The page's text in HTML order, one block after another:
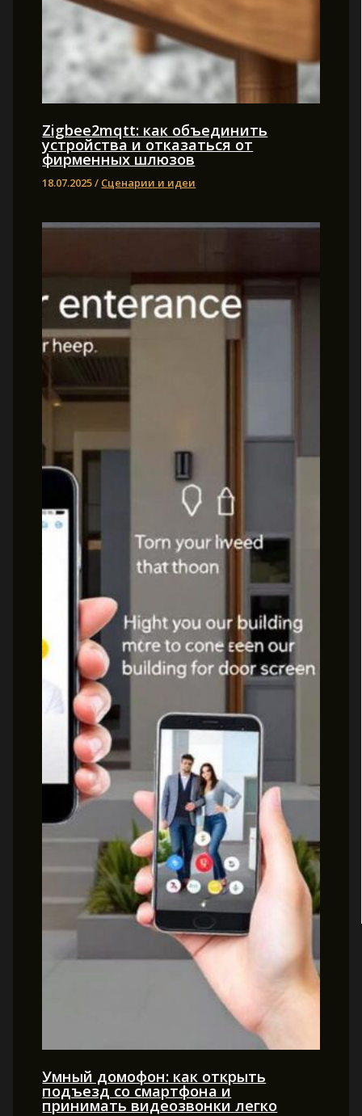
Zigbee2mqtt: как объединить
устройства и отказаться от
фирменных шлюзов
18.07.2025/ Сценарии и идеи
Умный домофон: как открыть
подъезд со смартфона и
принимать видеозвонки легко